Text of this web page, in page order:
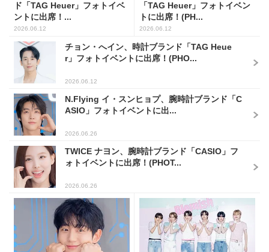
ド「TAG Heuer」フォトイベ
ントに出席！...
2026.06.12
「TAG Heuer」フォトイベン
トに出席！(PH...
2026.06.12
チョン・へイン、時計ブランド「TAG Heue
r」フォトイベントに出席！(PHO...
2026.06.12
N.Flying イ・スンヒョプ、腕時計ブランド「C
ASIO」フォトイベントに出...
2026.06.26
TWICE ナヨン、腕時計ブランド「CASIO」フ
ォトイベントに出席！(PHOT...
2026.06.26